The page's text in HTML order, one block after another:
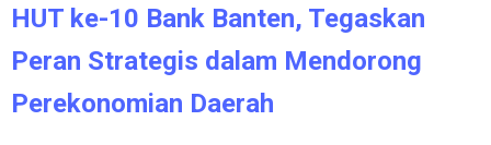
HUT ke-10 Bank Banten, Tegaskan
Peran Strategis dalam Mendorong
Perekonomian Daerah